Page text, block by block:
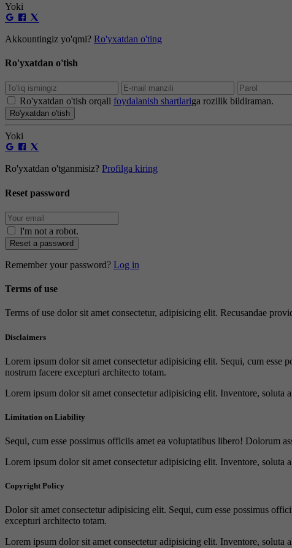
Yoki
Akkountingiz yo'qmi? Ro'yxatdan o'ting
Ro'yxatdan o'tish
Ro'yxatdan o'tish orqali foydalanish shartlariga rozilik bildiraman.
Ro'yxatdan o'tish
Yoki
Ro'yxatdan o'tganmisiz? Profilga kiring
Reset password
I'm not a robot.
Reset a password
Remember your password? Log in
Terms of use
Terms of use dolor sit amet consectetur, adipisicing elit. Recusandae
Disclaimers
Lorem ipsum dolor sit amet consectetur adipisicing elit. Sequi, cum esse
nostrum facere excepturi architecto totam.
Lorem ipsum dolor sit amet consectetur adipisicing elit. Inventore, soluta
Limitation on Liability
Sequi, cum esse possimus officiis amet ea voluptatibus libero! Dolorum
Lorem ipsum dolor sit amet consectetur adipisicing elit. Inventore, soluta
Copyright Policy
Dolor sit amet consectetur adipisicing elit. Sequi, cum esse possimus
excepturi architecto totam.
Lorem ipsum dolor sit amet consectetur adipisicing elit. Inventore, soluta